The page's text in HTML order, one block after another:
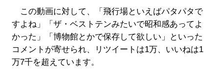
この動画に対して、「飛行場といえばパタパタで
すよね」「ザ・ベストテンみたいで昭和感あってよ
かった」「博物館とかで保存して欲しい」といった
コメントが寄せられ、リツイートは1万、いいねは1
万7千を超えています。